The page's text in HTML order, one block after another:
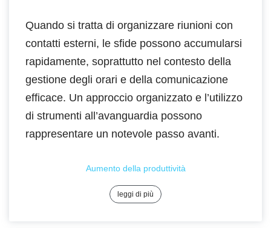
Quando si tratta di organizzare riunioni con
contatti esterni, le sfide possono accumularsi
rapidamente, soprattutto nel contesto della
gestione degli orari e della comunicazione
efficace. Un approccio organizzato e l’utilizzo
di strumenti all’avanguardia possono
rappresentare un notevole passo avanti.
leggi di più
Aumento della produttività